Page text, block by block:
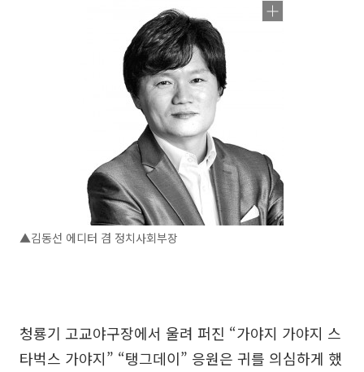
▲김동선 에디터 겸 정치사회부장
청룡기 고교야구장에서 울려 퍼진 “가야지 가야지 스
타벅스 가야지” “탱그데이” 응원은 귀를 의심하게 했